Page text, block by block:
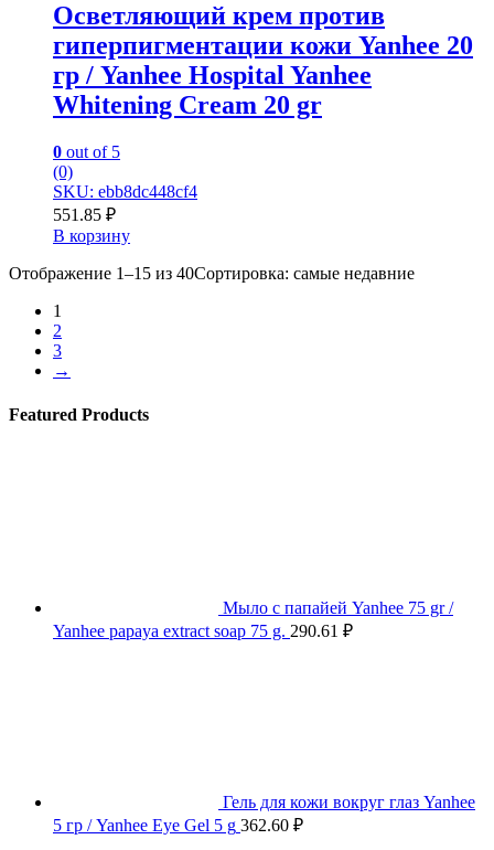
Осветляющий крем против
гиперпигментации кожи Yanhee 20
гр / Yanhee Hospital Yanhee
Whitening Cream 20 gr
0 out of 5
(0)
SKU: ebb8dc448cf4
551.85 ₽
В корзину
Отображение 1–15 из 40Сортировка: самые недавние
1
2
3
→
Featured Products
Мыло с папайей Yanhee 75 gr /
Yanhee papaya extract soap 75 g. 290.61 ₽
Гель для кожи вокруг глаз Yanhee
5 гр / Yanhee Eye Gel 5 g 362.60 ₽